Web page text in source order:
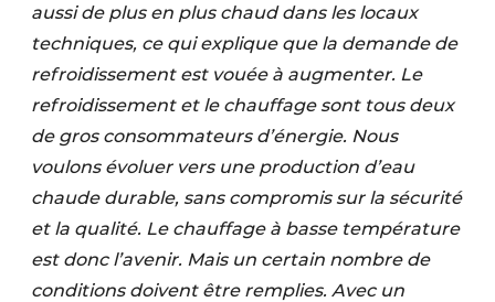
aussi de plus en plus chaud dans les locaux
techniques, ce qui explique que la demande de
refroidissement est vouée à augmenter. Le
refroidissement et le chauffage sont tous deux
de gros consommateurs d’énergie. Nous
voulons évoluer vers une production d’eau
chaude durable, sans compromis sur la sécurité
et la qualité. Le chauffage à basse température
est donc l’avenir. Mais un certain nombre de
conditions doivent être remplies. Avec un